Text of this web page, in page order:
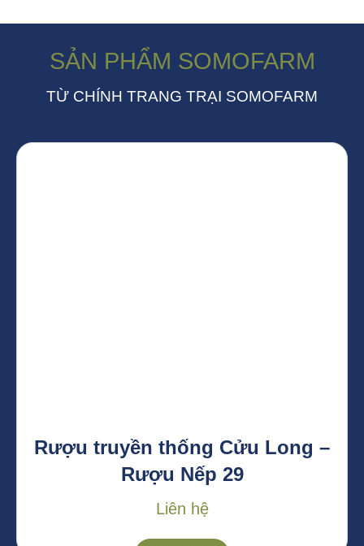
SẢN PHẨM SOMOFARM
TỪ CHÍNH TRANG TRẠI SOMOFARM
Rượu truyền thống Cửu Long –
Rượu Nếp 29
Liên hệ